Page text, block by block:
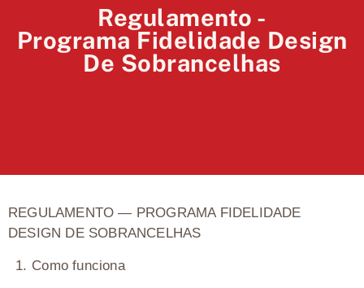
Regulamento -
Programa Fidelidade Design
De Sobrancelhas
REGULAMENTO — PROGRAMA FIDELIDADE
DESIGN DE SOBRANCELHAS
1.⁠ ⁠Como funciona